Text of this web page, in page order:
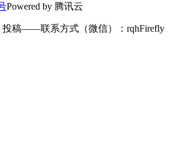
Powered by 腾讯云
投稿——联系方式（微信）：rqhFirefly